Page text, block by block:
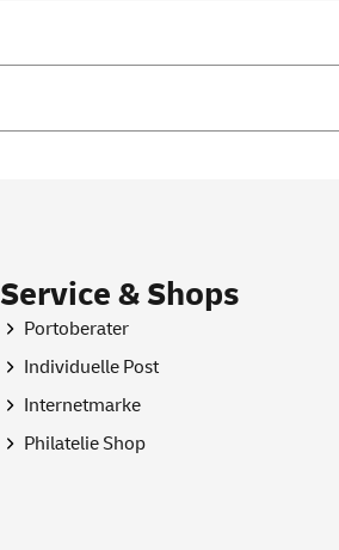
Service & Shops
Portoberater
Individuelle Post
Internetmarke
PhilatelieShop